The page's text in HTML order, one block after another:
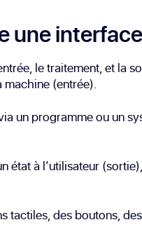
une
le traitement, et la
machine (entrée).
un programme ou un
état à l’utilisateur
tactiles, des boutons,